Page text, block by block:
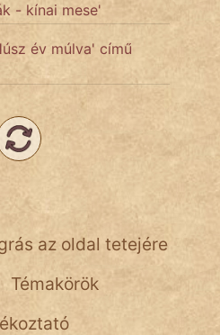
- kínai mese'
év múlva' című
az oldal tetejére
Témakörök